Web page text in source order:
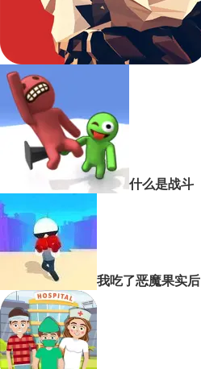
什么是战斗
我吃了恶魔果实后